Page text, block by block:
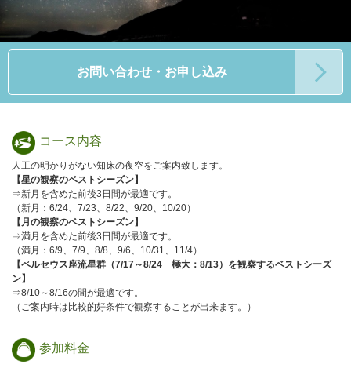
お問い合わせ・お申し込み
コース内容
人工の明かりがない知床の夜空をご案内致します。
【星の観察のベストシーズン】
⇒新月を含めた前後3日間が最適です。
（新月：6/24、7/23、8/22、9/20、10/20）
【月の観察のベストシーズン】
⇒満月を含めた前後3日間が最適です。
（満月：6/9、7/9、8/8、9/6、10/31、11/4）
【ペルセウス座流星群（7/17～8/24 極大：8/13）を観察するベストシーズ
ン】
⇒8/10～8/16の間が最適です。
（ご案内時は比較的好条件で観察することが出来ます。）
参加料金